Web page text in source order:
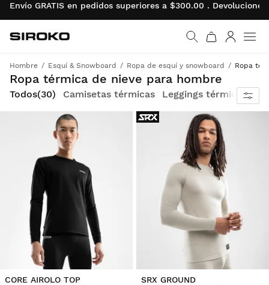
Envío GRATIS en pedidos superiores a $300.00 .
Ir a la página de inicio
Siroko.com
Hombre Esquí & Snowboard Ropa de esquí y snowboard Ropa
Ropa térmica de nieve para hombre
Todos(30) Camisetas térmicas Leggings térmicos
CORE AIROLO TOP SRX GROUND